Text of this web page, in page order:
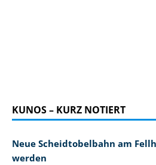
KUNOS – KURZ NOTIERT
Neue Scheidtobelbahn am
werden